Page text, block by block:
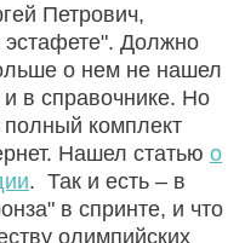
Петрович,
эстафете". Должно
о нем не нашел
и в справочнике. Но
комплект
Нашел статью о
. Так и есть – в
в спринте, и что
олимпийских